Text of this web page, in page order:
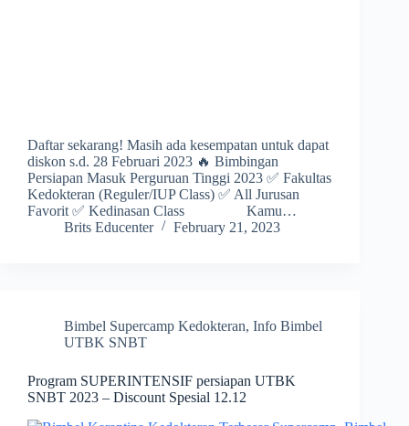
Daftar sekarang! Masih ada kesempatan untuk dapat
diskon s.d. 28 Februari 2023 🔥 Bimbingan
Persiapan Masuk Perguruan Tinggi 2023 ✅ Fakultas
Kedokteran (Reguler/IUP Class) ✅ All Jurusan
Favorit ✅ Kedinasan Class Kamu…
Brits Educenter
February 21, 2023
Bimbel Supercamp Kedokteran, Info Bimbel
UTBK SNBT
Program SUPERINTENSIF persiapan UTBK
SNBT 2023 – Discount Spesial 12.12